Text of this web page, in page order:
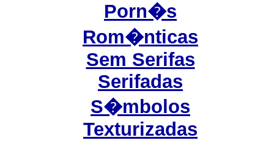
Porn�s
Rom�nticas
Sem Serifas
Serifadas
S�mbolos
Texturizadas